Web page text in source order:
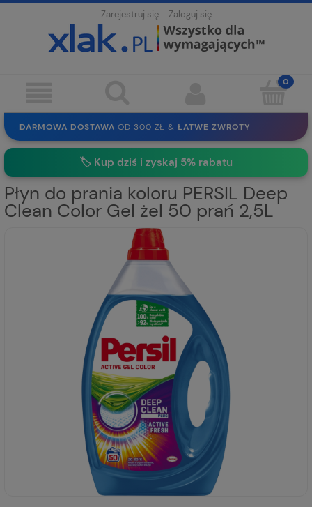
Zarejestruj się Zaloguj się
DARMOWA DOSTAWA OD 300 ZŁ & ŁATWE ZWROTY
100 DNI NA ZWROT BEZ REJESTRACJI
🏷️ Kup dziś i zyskaj 5% rabatu
Płyn do prania koloru PERSIL Deep
Clean Color Gel żel 50 prań 2,5L